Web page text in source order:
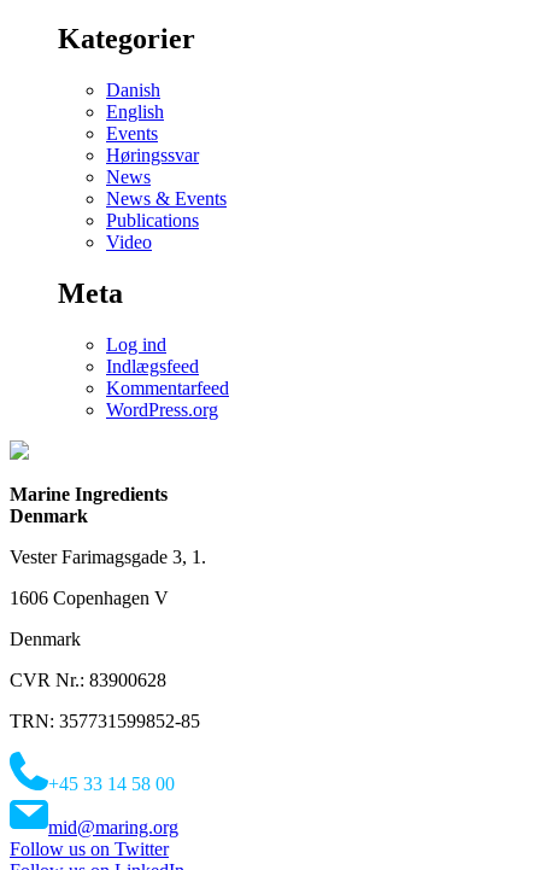
Kategorier
Danish
English
Events
Høringssvar
News
News & Events
Publications
Video
Meta
Log ind
Indlægsfeed
Kommentarfeed
WordPress.org
Marine Ingredients
Denmark
Vester Farimagsgade 3, 1.
1606 Copenhagen V
Denmark
CVR Nr.: 83900628
TRN: 357731599852-85
+45 33 14 58 00
mid@maring.org
Follow us on Twitter